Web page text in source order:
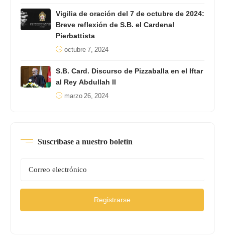
Vigilia de oración del 7 de octubre de 2024:
Breve reflexión de S.B. el Cardenal
Pierbattista
octubre 7, 2024
S.B. Card. Discurso de Pizzaballa en el Iftar
al Rey Abdullah II
marzo 26, 2024
Suscríbase a nuestro boletín
Registrarse